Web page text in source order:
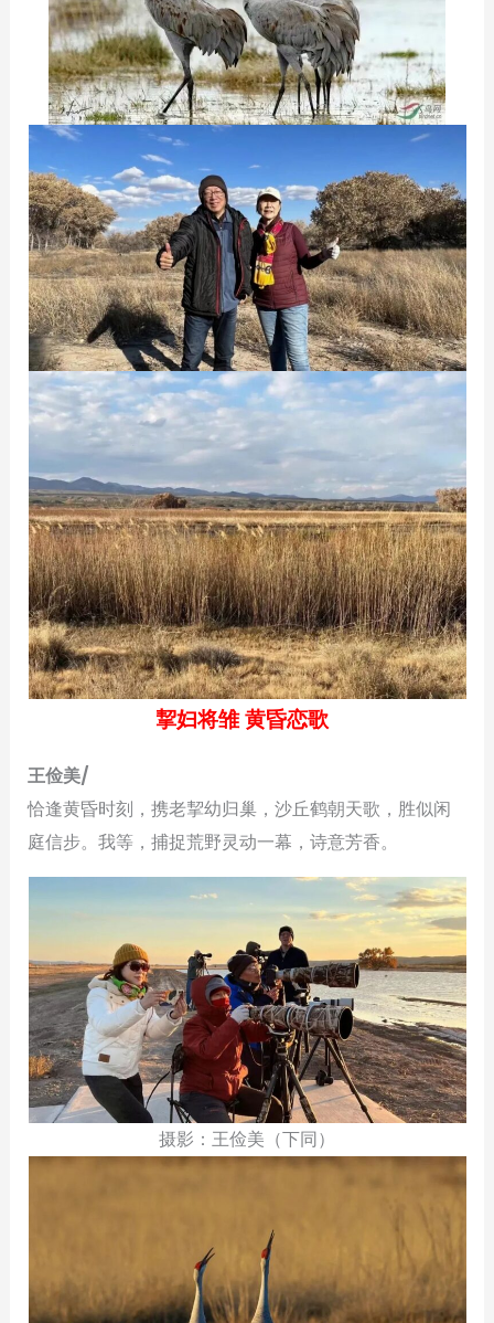
挈妇将雏 黄昏恋歌
王俭美/
恰逢黄昏时刻，携老挈幼归巢，沙丘鹤朝天歌，胜似闲
庭信步。我等，捕捉荒野灵动一幕，诗意芳香。
摄影：王俭美（下同）